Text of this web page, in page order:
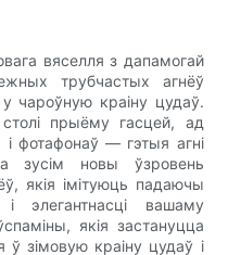
вяселля з дапамогай
трубчастых агнёў
чароўную краіну цудаў.
прыёму гасцей, ад
фотафонаў — гэтыя агні
зусім новы ўзровень
якія імітуюць падаючы
элегантнасці вашаму
якія застануцца
зімовую краіну цудаў і